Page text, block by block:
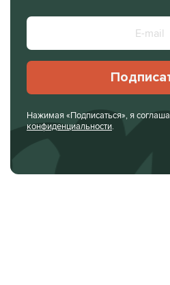
Нажимая «Подписаться», я
конфиденциальности.